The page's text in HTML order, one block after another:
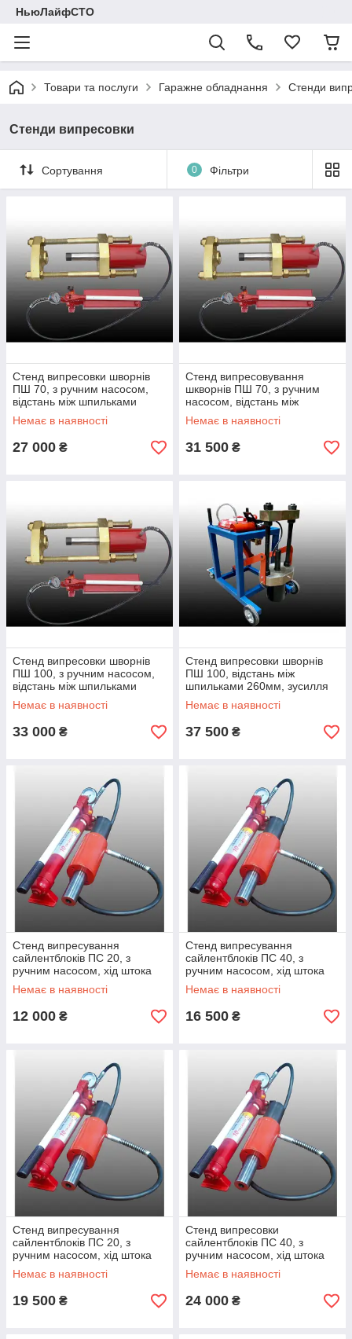
НьюЛайфСТО
Товари та послуги Гаражне обладнання Стенди
Стенди випресовки
Сортування 0 Фільтри
Стенд випресовки шворнів
ПШ 70, з ручним насосом,
відстань між шпильками
190мм, зусилля 70тонн
Немає в наявності
27 000 ₴
Стенд випресовування
шкворнів ПШ 70, з ручним
насосом, відстань між
шпильками 260 мм, зусилля
70тонн
Немає в наявності
31 500 ₴
Стенд випресовки шворнів
ПШ 100, з ручним насосом,
відстань між шпильками
190мм., зусилля 100тонн
Немає в наявності
33 000 ₴
Стенд випресовки шворнів
ПШ 100, відстань між
шпильками 260мм, зусилля
100тонн
Немає в наявності
37 500 ₴
Стенд випресування
сайлентблоків ПС 20, з
ручним насосом, хід штока
105 мм, зусилля 20тонн (у
комплекті шпильки з
Немає в наявності
12 000 ₴
Стенд випресування
сайлентблоків ПС 40, з
ручним насосом, хід штока
105 мм, зусилля 40тонн (у
комплекті шпильки з
Немає в наявності
16 500 ₴
Стенд випресування
сайлентблоків ПС 20, з
ручним насосом, хід штока
105 мм, зусилля 20тонн (у
комплекті шпильки з
Немає в наявності
19 500 ₴
Стенд випресовки
сайлентблоків ПС 40, з
ручним насосом, хід штока
105мм, зусилля 40тонн (в
комплекті шпильки з
Немає в наявності
24 000 ₴